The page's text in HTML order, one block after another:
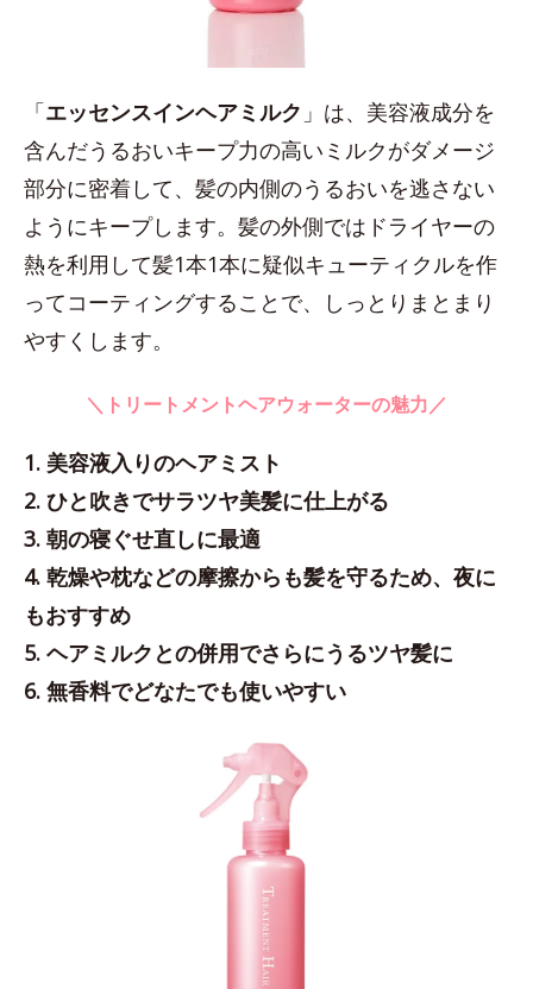
「エッセンスインヘアミルク 」は、美容液成分を
含んだうるおいキープ力の高いミルクがダメージ
部分に密着して、髪の内側のうるおいを逃さない
ようにキープします。髪の外側ではドライヤーの
熱を利用して髪1本1本に疑似キューティクルを作
ってコーティングすることで、しっとりまとまり
やすくします。
＼トリートメントヘアウォーターの魅力／
1. 美容液入りのヘアミスト
2. ひと吹きでサラツヤ美髪に仕上がる
3. 朝の寝ぐせ直しに最適
4. 乾燥や枕などの摩擦からも髪を守るため、夜に
もおすすめ
5. ヘアミルクとの併用でさらにうるツヤ髪に
6. 無香料でどなたでも使いやすい